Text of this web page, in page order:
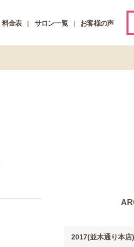
料金表 サロン一覧 お客様の声
2017(並木通り本店)